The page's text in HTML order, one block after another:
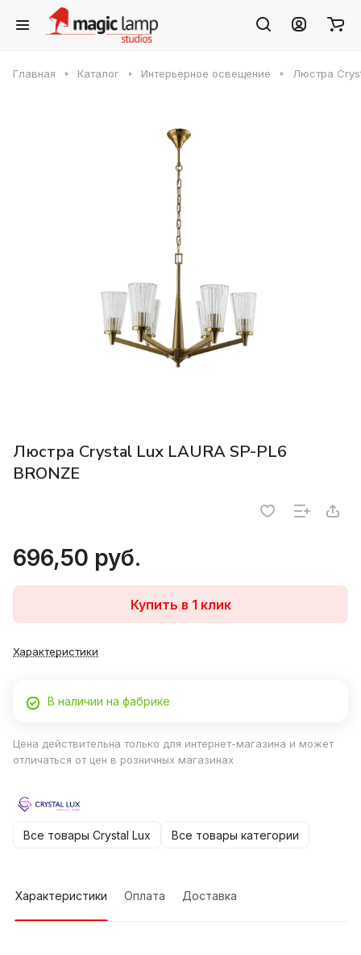
Главная Каталог Интерьерное освещение Люстра
Люстра Crystal Lux LAURA SP-PL6
BRONZE
696,50 руб.
Купить в 1 клик
Характеристики
В наличии на фабрике
Цена действительна только для интернет-магазина и может
отличаться от цен в розничных магазинах
Все товары Crystal Lux Все товары категории
Характеристики Оплата Доставка